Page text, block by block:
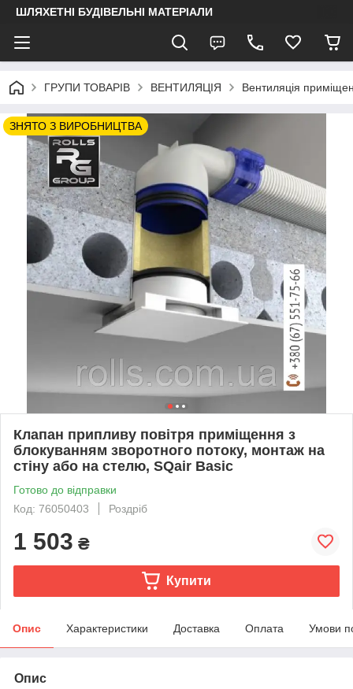
ШЛЯХЕТНІ БУДІВЕЛЬНІ МАТЕРІАЛИ
ГРУПИ ТОВАРІВ ВЕНТИЛЯЦІЯ Вентиляція
ЗНЯТО З ВИРОБНИЦТВА
Клапан припливу повітря приміщення з
блокуванням зворотного потоку, монтаж на
стіну або на стелю, SQair Basic
Готово до відправки
Код: 76050403
Роздріб
1 503 ₴
Купити
Опис Характеристики Доставка Оплата Умови
Опис